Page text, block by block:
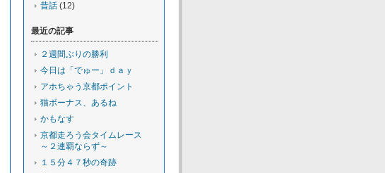
昔話 (12)
最近の記事
２週間ぶりの勝利
今日は「でゅー」ｄａｙ
アホちゃう京都ポイント
猫ボーナス、あるね
かもなす
京都走ろう会タイムレース
～２連覇ならず～
１５分４７秒の奇跡